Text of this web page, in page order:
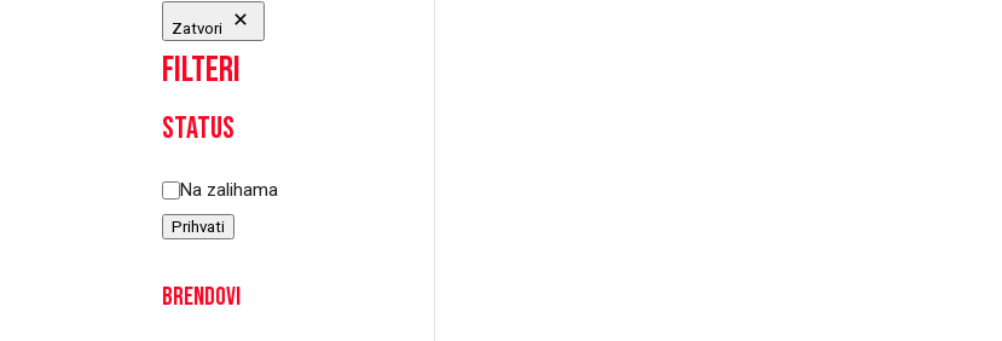
Zatvori
Filteri
Status
Status
Na zalihama
Prihvati
Brendovi